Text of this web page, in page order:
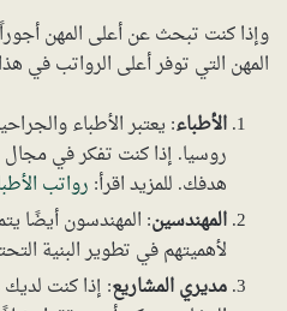
وإذا كنت تبحث عن أعلى المهن
المهن التي توفر أعلى الرواتب في هذا
الأطباء: يعتبر الأطباء
روسيا. إذا كنت تفكر في
هدفك. للمزيد اقرأ: رواتب
المهندسين: المهندسون أيضًا
لأهميتهم في تطوير البنية
مديري المشاريع: إذا كنت